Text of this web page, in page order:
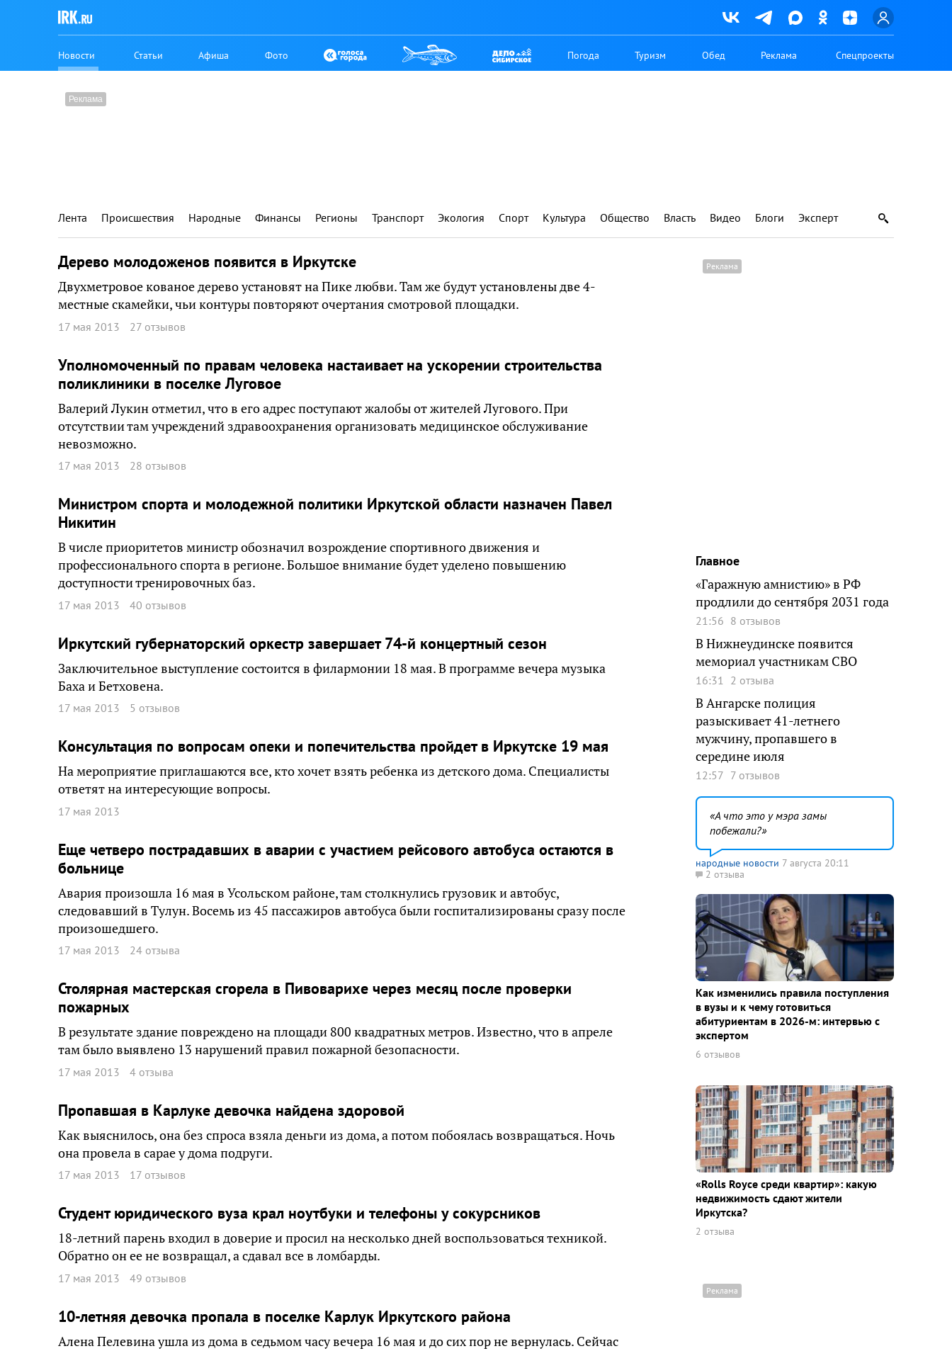
Новости Статьи Афиша Фото Погода Туризм Обед Реклама Спецпроекты
Лента Происшествия Народные Финансы Регионы Транспорт Экология Спорт Культура Общество Власть Видео Блоги Эксперт
Дерево молодоженов появится в Иркутске
Двухметровое кованое дерево установят на Пике любви. Там же будут установлены две 4-
местные скамейки, чьи контуры повторяют очертания смотровой площадки.
17 мая 2013 27 отзывов
Уполномоченный по правам человека настаивает на ускорении строительства
поликлиники в поселке Луговое
Валерий Лукин отметил, что в его адрес поступают жалобы от жителей Лугового. При
отсутствии там учреждений здравоохранения организовать медицинское обслуживание
невозможно.
17 мая 2013 28 отзывов
Министром спорта и молодежной политики Иркутской области назначен Павел
Никитин
В числе приоритетов министр обозначил возрождение спортивного движения и
профессионального спорта в регионе. Большое внимание будет уделено повышению
доступности тренировочных баз.
17 мая 2013 40 отзывов
Иркутский губернаторский оркестр завершает 74-й концертный сезон
Заключительное выступление состоится в филармонии 18 мая. В программе вечера музыка
Баха и Бетховена.
17 мая 2013 5 отзывов
Консультация по вопросам опеки и попечительства пройдет в Иркутске 19 мая
На мероприятие приглашаются все, кто хочет взять ребенка из детского дома. Специалисты
ответят на интересующие вопросы.
17 мая 2013
Еще четверо пострадавших в аварии с участием рейсового автобуса остаются в
больнице
Авария произошла 16 мая в Усольском районе, там столкнулись грузовик и автобус,
следовавший в Тулун. Восемь из 45 пассажиров автобуса были госпитализированы сразу после
произошедшего.
17 мая 2013 24 отзыва
Столярная мастерская сгорела в Пивоварихе через месяц после проверки
пожарных
В результате здание повреждено на площади 800 квадратных метров. Известно, что в апреле
там было выявлено 13 нарушений правил пожарной безопасности.
17 мая 2013 4 отзыва
Пропавшая в Карлуке девочка найдена здоровой
Как выяснилось, она без спроса взяла деньги из дома, а потом побоялась возвращаться. Ночь
она провела в сарае у дома подруги.
17 мая 2013 17 отзывов
Студент юридического вуза крал ноутбуки и телефоны у сокурсников
18-летний парень входил в доверие и просил на несколько дней воспользоваться техникой.
Обратно он ее не возвращал, а сдавал все в ломбарды.
17 мая 2013 49 отзывов
10-летняя девочка пропала в поселке Карлук Иркутского района
Алена Пелевина ушла из дома в седьмом часу вечера 16 мая и до сих пор не вернулась. Сейчас
Главное
«Гаражную амнистию» в РФ
продлили до сентября 2031 года
21:56 8 отзывов
В Нижнеудинске появится
мемориал участникам СВО
16:31 2 отзыва
В Ангарске полиция
разыскивает 41-летнего
мужчину, пропавшего в
середине июля
12:57 7 отзывов
А что это у мэра замы
побежали?
народные новости 7 августа 20:11
2 отзыва
Как изменились правила поступления
в вузы и к чему готовиться
абитуриентам в 2026-м: интервью с
экспертом
6 отзывов
«Rolls Royce среди квaртир»: какую
недвижимость сдают жители
Иркутска?
2 отзыва